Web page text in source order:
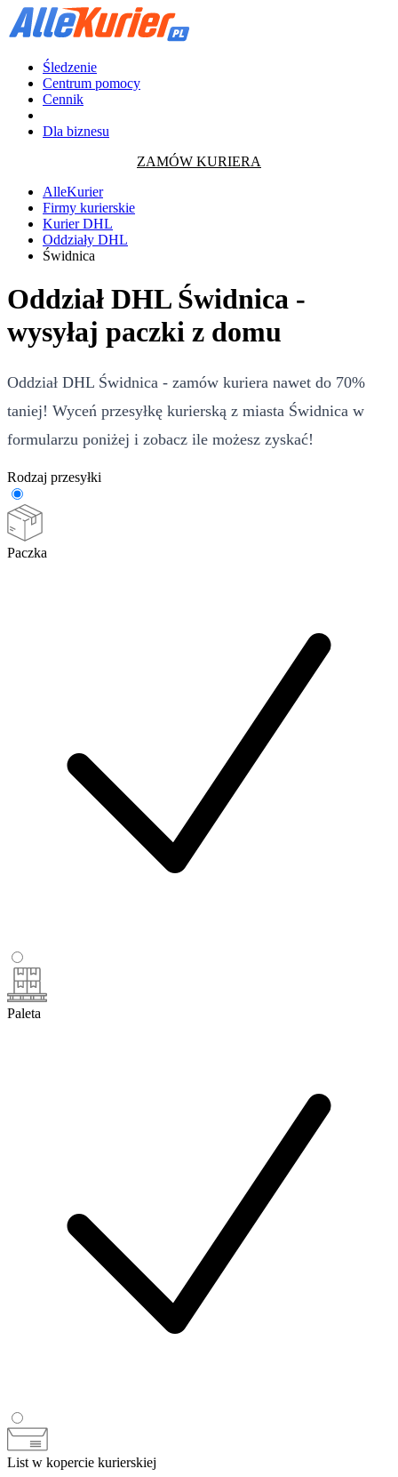
Śledzenie
Centrum pomocy
Cennik
Dla biznesu
ZAMÓW KURIERA
AlleKurier
Firmy kurierskie
Kurier DHL
Oddziały DHL
Świdnica
Oddział DHL Świdnica -
wysyłaj paczki z domu
Oddział DHL Świdnica - zamów kuriera nawet do 70%
taniej! Wyceń przesyłkę kurierską z miasta Świdnica w
formularzu poniżej i zobacz ile możesz zyskać!
Rodzaj przesyłki
Paczka
Paleta
List w kopercie kurierskiej